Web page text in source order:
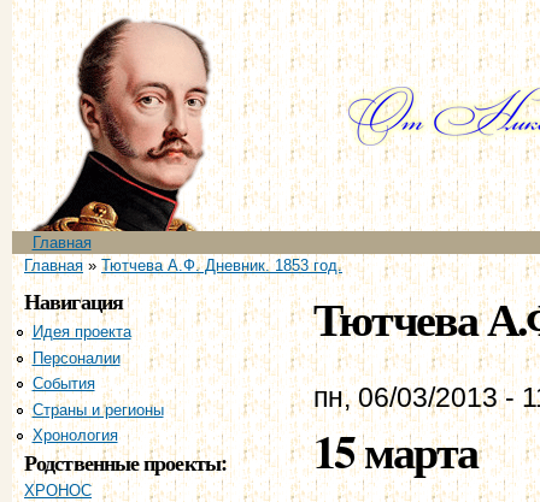
Главное меню
Главная
Вы здесь
Главная» Тютчева А.Ф. Дневник. 1853 год.
Навигация
Идея проекта
Персоналии
События
Страны и регионы
Хронология
Родственные проекты:
ХРОНОС
Тютчева
пн, 06/03/2013 -
15 марта